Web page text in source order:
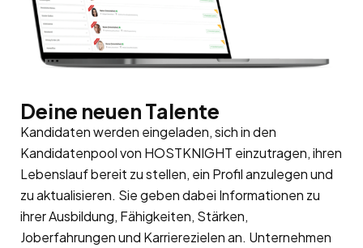
Deine neuen Talente
Kandidaten werden eingeladen, sich in den
Kandidatenpoolvon HOSTKNIGHT einzutragen, ihren
Lebenslauf bereit zu stellen, ein Profil anzulegen und
zu aktualisieren. Sie geben dabei Informationen zu
ihrer Ausbildung, Fähigkeiten, Stärken,
Joberfahrungen und Karrierezielen an. Unternehmen